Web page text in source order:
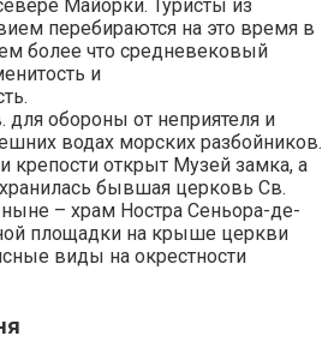
Майорки. Туристы из
перебираются на это время в
более что средневековый
и
для обороны от неприятеля и
водах морских разбойников.
крепости открыт Музей замка, а
бывшая церковь Св.
ныне – храм Ностра Сеньора-де-
площадки на крыше церкви
виды на окрестности